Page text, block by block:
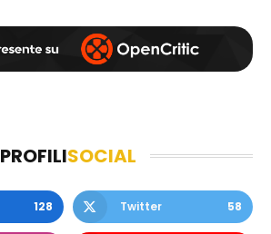
PROFILISOCIAL
128 Twitter 58